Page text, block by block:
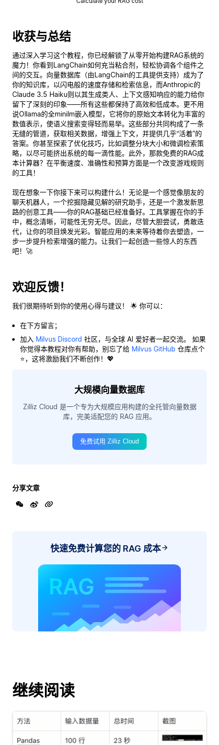
收获与总结
通过深入学习这个教程，你已经解锁了从零开始构建RAG系统的
魔力！你看到LangChain如何充当粘合剂，轻松协调各个组件之
间的交互。向量数据库（由LangChain的工具提供支持）成为了
你的知识库，以闪电般的速度存储和检索信息，而Anthropic的
Claude 3.5 Haiku则以其生成类人、上下文感知响应的能力给你
留下了深刻的印象——所有这些都保持了高效和低成本。更不用
说Ollama的全minilm嵌入模型，它将你的原始文本转化为丰富的
数值表示，使语义搜索变得轻而易举。这些部分共同构成了一条
无缝的管道，获取相关数据，增强上下文，并提供几乎“活着”的
答案。你甚至探索了优化技巧，比如调整分块大小和微调检索策
略，以尽可能挤出系统的每一滴性能。此外，那款免费的RAG成
本计算器？在平衡速度、准确性和预算方面是一个改变游戏规则
的工具！
现在想象一下你接下来可以构建什么！无论是一个感觉像朋友的
聊天机器人，一个挖掘隐藏见解的研究助手，还是一个激发新思
路的创意工具——你的RAG基础已经准备好。工具掌握在你的手
中，概念清晰，可能性无穷无尽。因此，尽管大胆尝试，勇敢迭
代，让你的项目焕发光彩。智能应用的未来等待着你去塑造，一
步一步提升检索增强的能力。让我们一起创造一些惊人的东西
吧！🚀
欢迎反馈！
我们很期待听到你的使用心得与建议！ 🌟 你可以：
在下方留言；
加入 Milvus Discord 社区，与全球 AI 爱好者一起交流。 如果
你觉得本教程对你有帮助，别忘了给 Milvus GitHub 仓库点个
⭐，这将激励我们不断创作！💖
大规模向量数据库
Zilliz Cloud 是一个专为大规模应用构建的全托管向量数据
库，完美适配您的 RAG 应用。
免费试用 Zilliz Cloud
分享文章
快速免费计算您的 RAG 成本
继续阅读